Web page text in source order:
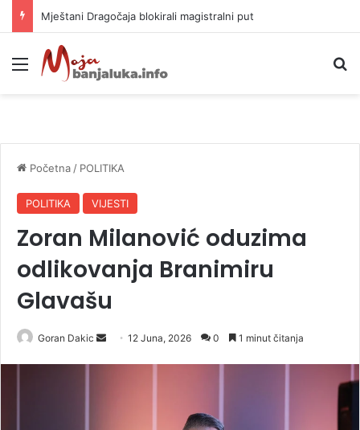
Helikopter ponovo gasi vatru u selima kod Trebinja
Meni
Početna / POLITIKA
POLITIKA VIJESTI
Zoran Milanović oduzima
odlikovanja Branimiru
Glavašu
Goran Dakic 12 Juna, 2026 0 1 minut čitanja